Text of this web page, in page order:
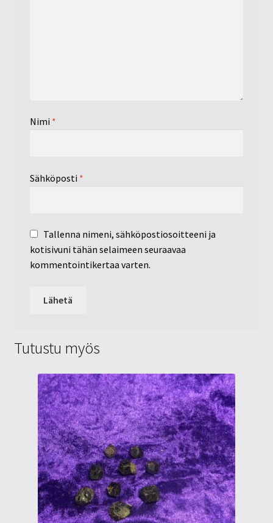
Nimi *
Sähköposti *
Tallenna nimeni, sähköpostiosoitteeni ja
kotisivuni tähän selaimeen seuraavaa
kommentointikertaa varten.
Tutustu myös